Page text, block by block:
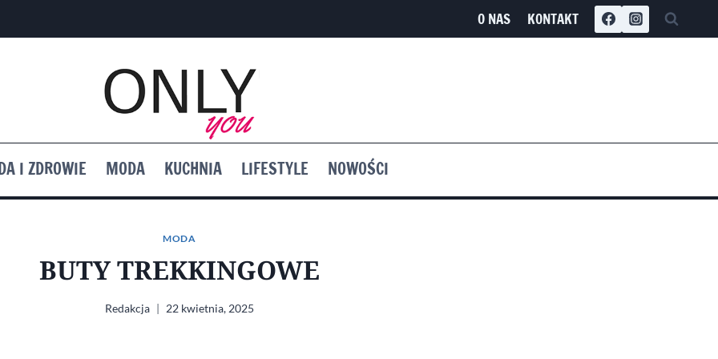
O NAS KONTAKT
I ZDROWIE MODA KUCHNIA LIFESTYLE NOWOŚCI
MODA
BUTY TREKKINGOWE
Redakcja 22 kwietnia, 2025